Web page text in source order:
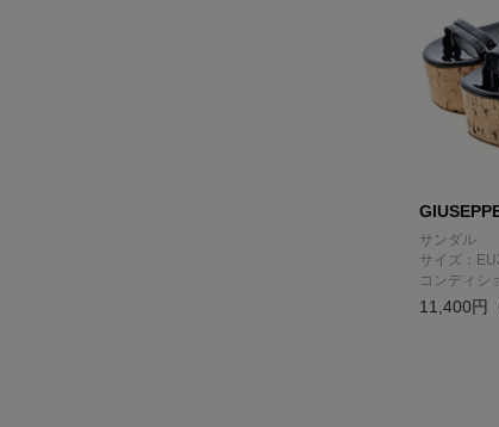
サンダル
サイズ：
コンディシ
11,400円